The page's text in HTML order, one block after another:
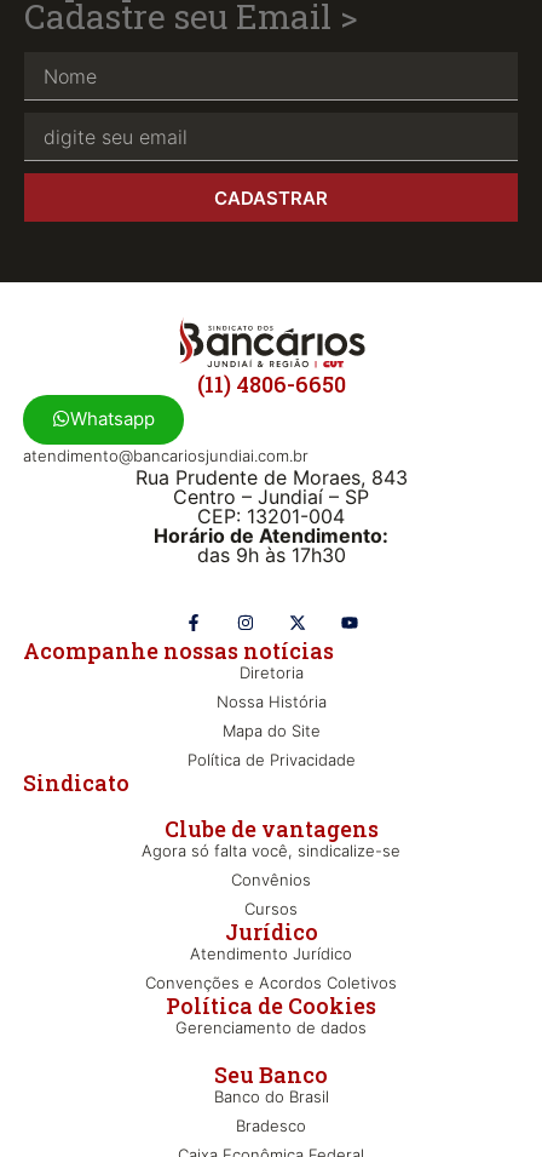
Cadastre seu Email >
CADASTRAR
Seu Banco
Banco do Brasil
Bradesco
Clube de vantagens
Agora só falta você, sindicalize-se
Convênios
Cursos
Jurídico
Atendimento Jurídico
Convenções e Acordos Coletivos
Política de Cookies
Gerenciamento de dados
Sindicato
Diretoria
Nossa História
Mapa do Site
Política de Privacidade
Acompanhe nossas notícias
(11) 4806-6650
Whatsapp
atendimento@bancariosjundiai.com.br
Rua Prudente de Moraes, 843
Centro – Jundiaí – SP
CEP: 13201-004
Horário de Atendimento:
das 9h às 17h30